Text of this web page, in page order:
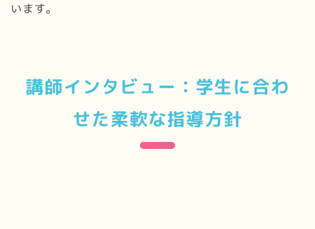
います。
講師インタビュー：学生に合わ
せた柔軟な指導方針